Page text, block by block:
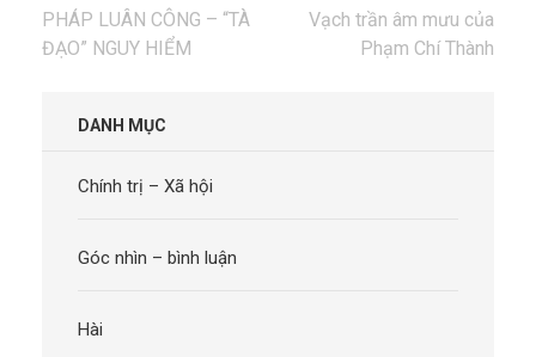
Điều
hướng
PHÁP LUÂN CÔNG – “TÀ
ĐẠO” NGUY HIỂM
Vạch trần âm mưu của
Phạm Chí Thành
DANH MỤC
Chính trị – Xã hội
Góc nhìn – bình luận
Hài